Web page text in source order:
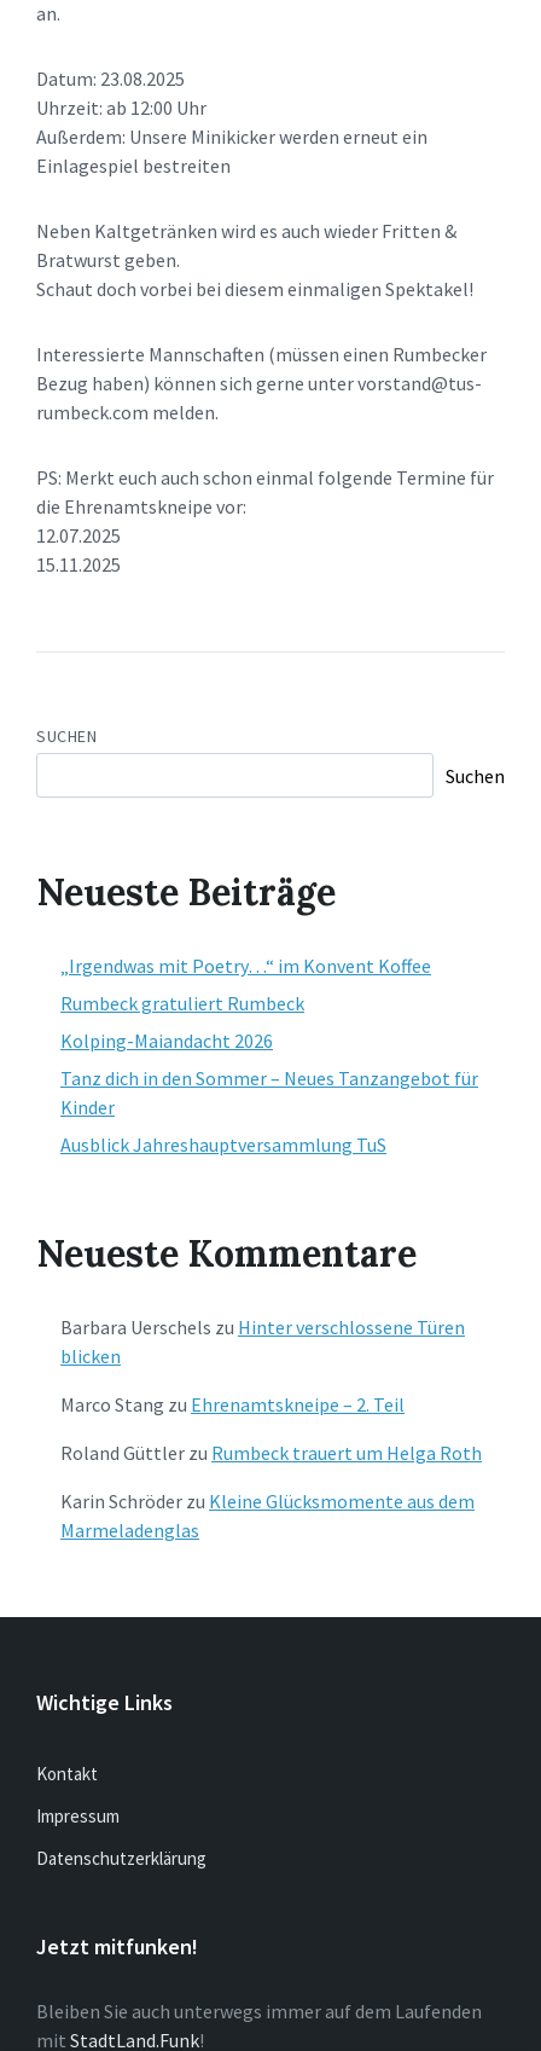
an.
Datum: 23.08.2025
Uhrzeit: ab 12:00 Uhr
Außerdem: Unsere Minikicker werden erneut ein
Einlagespiel bestreiten
Neben Kaltgetränken wird es auch wieder Fritten &
Bratwurst geben.
Schaut doch vorbei bei diesem einmaligen Spektakel!
Interessierte Mannschaften (müssen einen Rumbecker
Bezug haben) können sich gerne unter vorstand@tus-
rumbeck.com melden.
PS: Merkt euch auch schon einmal folgende Termine für
die Ehrenamtskneipe vor:
12.07.2025
15.11.2025
SUCHEN
Suchen
Neueste Beiträge
„Irgendwas mit Poetry…“ im Konvent Koffee
Rumbeck gratuliert Rumbeck
Kolping-Maiandacht 2026
Tanz dich in den Sommer – Neues Tanzangebot für
Kinder
Ausblick Jahreshauptversammlung TuS
Neueste Kommentare
Barbara Uerschels zu Hinter verschlossene Türen
blicken
Marco Stang zu Ehrenamtskneipe – 2. Teil
Roland Güttler zu Rumbeck trauert um Helga Roth
Karin Schröder zu Kleine Glücksmomente aus dem
Marmeladenglas
Wichtige Links
Kontakt
Impressum
Datenschutzerklärung
Jetzt mitfunken!
Bleiben Sie auch unterwegs immer auf dem Laufenden
mit StadtLand.Funk!